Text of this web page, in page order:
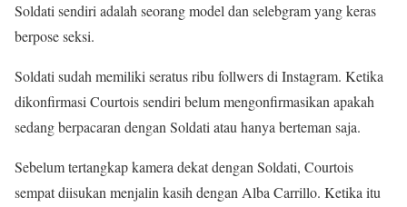
Soldati sendiri adalah seorang model dan selebgram yang keras
berpose seksi.
Soldati sudah memiliki seratus ribu follwers di Instagram. Ketika
dikonfirmasi Courtois sendiri belum mengonfirmasikan apakah
sedang berpacaran dengan Soldati atau hanya berteman saja.
Sebelum tertangkap kamera dekat dengan Soldati, Courtois
sempat diisukan menjalin kasih dengan Alba Carrillo. Ketika itu